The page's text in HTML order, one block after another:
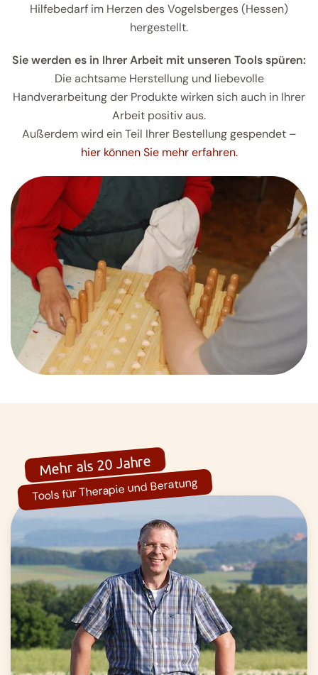
Hilfebedarf im Herzen des Vogelsberges (Hessen)
hergestellt.
Sie werden es in Ihrer Arbeit mit unseren Tools spüren:
Die achtsame Herstellung und liebevolle
Handverarbeitung der Produkte wirken sich auch in Ihrer
Arbeit positiv aus.
Außerdem wird ein Teil Ihrer Bestellung gespendet –
hier können Sie mehr erfahren.
Mehr als 20 Jahre
Tools für Therapie und Beratung